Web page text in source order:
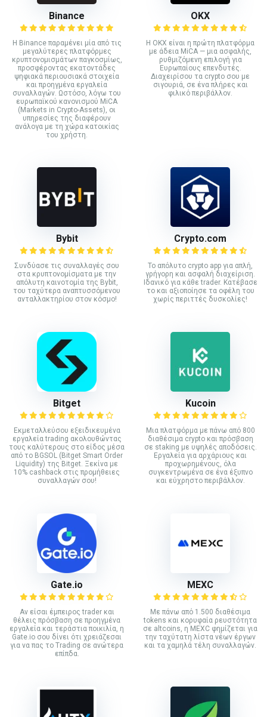
Binance
Η Binance παραμένει μία από τις
μεγαλύτερες πλατφόρμες
κρυπτονομισμάτων παγκοσμίως,
προσφέροντας εκατοντάδες
ψηφιακά περιουσιακά στοιχεία
και προηγμένα εργαλεία
συναλλαγών. Ωστόσο, λόγω του
ευρωπαϊκού κανονισμού MiCA
(Markets in Crypto-Assets), οι
υπηρεσίες της διαφέρουν
ανάλογα με τη χώρα κατοικίας
του χρήστη.
ΟΚΧ
Η OKX είναι η πρώτη πλατφόρμα
με άδεια MiCA — μια ασφαλής,
ρυθμιζόμενη επιλογή για
Ευρωπαίους επενδυτές.
Διαχειρίσου τα crypto σου με
σιγουριά, σε ένα πλήρες και
φιλικό περιβάλλον.
Bybit
Συνδύασε τις συναλλαγές σου
στα κρυπτονομίσματα με την
απόλυτη καινοτομία της Bybit,
του ταχύτερα αναπτυσσόμενου
ανταλλακτηρίου στον κόσμο!
Crypto.com
Το απόλυτο crypto app για απλή,
γρήγορη και ασφαλή διαχείριση.
Ιδανικό για κάθε trader. Κατέβασε
το και αξιοποίησε τα οφέλη του
χωρίς περιττές δυσκολίες!
Bitget
Εκμεταλλεύσου εξειδικευμένα
εργαλεία trading ακολουθώντας
τους καλύτερους στο είδος μέσα
από το BGSOL (Bitget Smart Order
Liquidity) της Bitget. Ξεκίνα με
10% cashback στις προμήθειες
συναλλαγών σου!
Kucoin
Mια πλατφόρμα με πάνω από 800
διαθέσιμα crypto και πρόσβαση
σε staking με υψηλές αποδόσεις.
Εργαλεία για αρχάριους και
προχωρημένους, όλα
συγκεντρωμένα σε ένα έξυπνο
και εύχρηστο περιβάλλον.
Gate.io
Αν είσαι έμπειρος trader και
θέλεις πρόσβαση σε προηγμένα
εργαλεία και τεράστια ποικιλία, η
Gate.io σου δίνει ότι χρειάζεσαι
για να πας το Trading σε ανώτερα
επίπδα.
MEXC
Με πάνω από 1.500 διαθέσιμα
tokens και κορυφαία ρευστότητα
σε altcoins, η MEXC φημίζεται για
την ταχύτατη λίστα νέων έργων
και τα χαμηλά τέλη συναλλαγών.